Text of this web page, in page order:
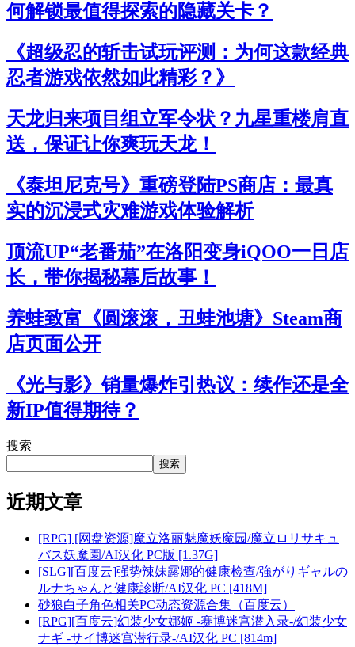
何解锁最值得探索的隐藏关卡？
《超级忍的斩击试玩评测：为何这款经典
忍者游戏依然如此精彩？》
天龙归来项目组立军令状？九星重楼肩直
送，保证让你爽玩天龙！
《泰坦尼克号》重磅登陆PS商店：最真
实的沉浸式灾难游戏体验解析
顶流UP“老番茄”在洛阳变身iQOO一日店
长，带你揭秘幕后故事！
养蛙致富《圆滚滚，丑蛙池塘》Steam商
店页面公开
《光与影》销量爆炸引热议：续作还是全
新IP值得期待？
搜索
搜索
近期文章
[RPG] [网盘资源]魔立洛丽魅魔妖魔园/魔立ロリサキュ
バス妖魔園/AI汉化 PC版 [1.37G]
[SLG][百度云]强势辣妹露娜的健康检查/強がりギャルの
ルナちゃんと健康診断/AI汉化 PC [418M]
砂狼白子角色相关PC动态资源合集（百度云）
[RPG][百度云]幻装少女娜姬 -赛博迷宫潜入录-/幻装少女
ナギ -サイ博迷宫潜行录-/AI汉化 PC [814m]